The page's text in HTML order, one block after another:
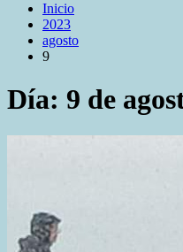
Inicio
2023
agosto
9
Día: 9 de